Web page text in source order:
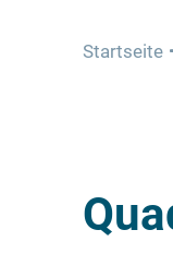
Startseite